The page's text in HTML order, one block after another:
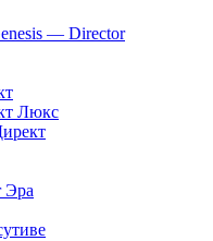
— Director
Люкс
Эра